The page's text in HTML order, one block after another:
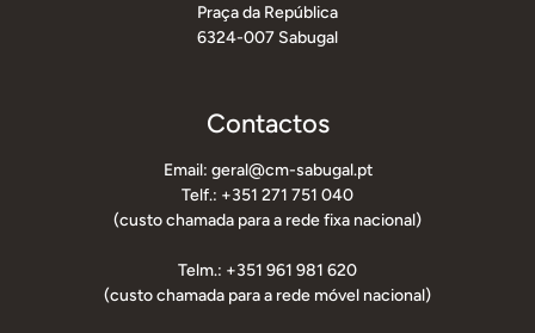
Praça da República
6324-007 Sabugal
Contactos
Email: geral@cm-sabugal.pt
Telf.: +351 271 751 040
(custo chamada para a rede fixa nacional)
Telm.: +351 961 981 620
(custo chamada para a rede móvel nacional)